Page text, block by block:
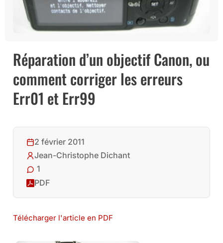
Réparation d’un objectif Canon, ou
comment corriger les erreurs
Err01 et Err99
2 février 2011
Jean-Christophe Dichant
1
PDF
Télécharger l'article en PDF